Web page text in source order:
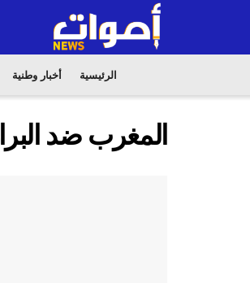
الرئيسية أخبار وطنية
المغرب ضد